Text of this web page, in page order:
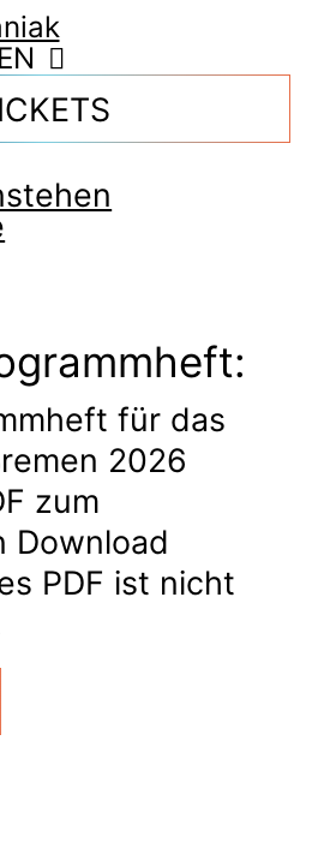
für das
2026
zum
Download
PDF ist nicht